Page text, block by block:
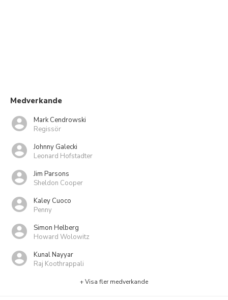
Medverkande
Mark Cendrowski
Regissör
Johnny Galecki
Leonard Hofstadter
Jim Parsons
Sheldon Cooper
Kaley Cuoco
Penny
Simon Helberg
Howard Wolowitz
Kunal Nayyar
Raj Koothrappali
+ Visa fler medverkande